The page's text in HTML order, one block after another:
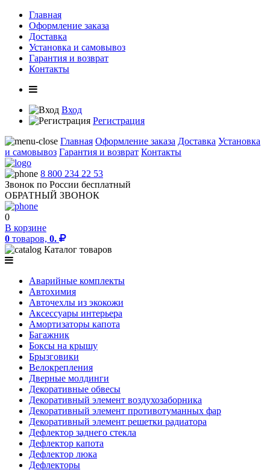
Главная
Оформление заказа
Доставка
Установка и самовывоз
Гарантия и возврат
Контакты
Вход
Регистрация
Главная Оформление заказа Доставка Установка
и самовывоз Гарантия и возврат Контакты
8 800 234 22 53
Звонок по России бесплатный
ОБРАТНЫЙ ЗВОНОК
0
В корзине
0 товаров, 0.
Каталог товаров
Аварийные комплекты
Автохимия
Авточехлы из экокожи
Аксессуары интерьера
Амортизаторы капота
Багажник
Боксы на крышу
Брызговики
Велокрепления
Дверные молдинги
Декоративные обвесы
Декоративный элемент воздухозаборника
Декоративный элемент противотуманных фар
Декоративный элемент решетки радиатора
Дефлектор заднего стекла
Дефлектор капота
Дефлектор люка
Дефлекторы